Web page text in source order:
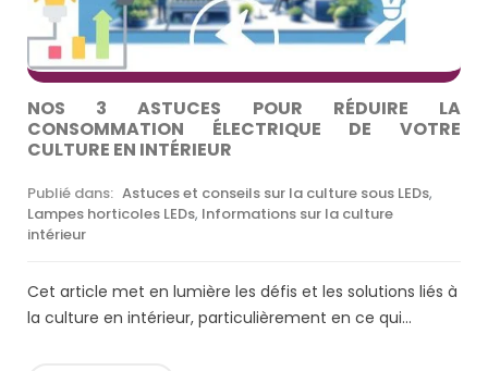
NOS 3 ASTUCES POUR RÉDUIRE LA
CONSOMMATION ÉLECTRIQUE DE VOTRE
CULTURE EN INTÉRIEUR
Publié dans: Astuces et conseils sur la culture sous LEDs,
Lampes horticoles LEDs, Informations sur la culture
intérieur
Cet article met en lumière les défis et les solutions liés à
la culture en intérieur, particulièrement en ce qui...